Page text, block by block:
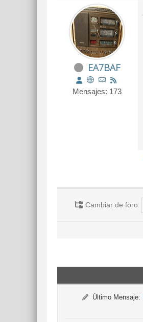
EA7BAF
Mensajes: 173
Cambiar de foro
Último Mensaje: